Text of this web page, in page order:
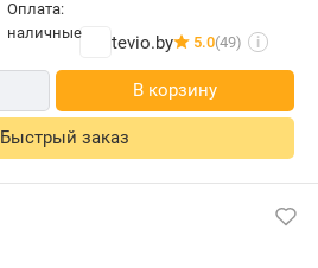
tevio.by 5.0(49) i
В корзину
Быстрый заказ